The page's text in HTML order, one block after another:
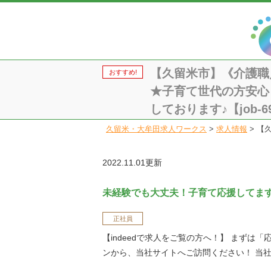
おすすめ!
【久留米市】《介護
★子育て世代の方安
しております♪【job-
久留米・大牟田求人ワークス > 求人情報 >
【
2022.11.01更新
未経験でも大丈夫！子育て応援してま
正社員
【indeedで求人をご覧の方へ！】 まずは「
ンから、当社サイトへご訪問ください！ 当